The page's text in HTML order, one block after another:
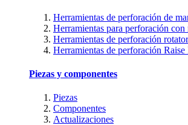
Herramientas de perforación de
Herramientas para perforación con
Herramientas de perforación
Herramientas de perforación
Piezas y componentes
Piezas
Componentes
Actualizaciones